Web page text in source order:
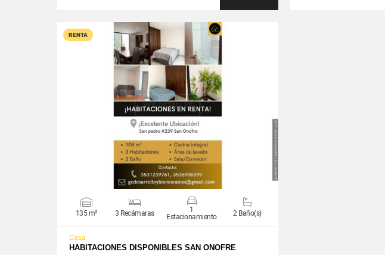
RENTA
VER DETALLES
135 m² 3 Recámaras
1
Estacionamiento
2 Baño(s)
Casa
HABITACIONES DISPONIBLES SAN ONOFRE